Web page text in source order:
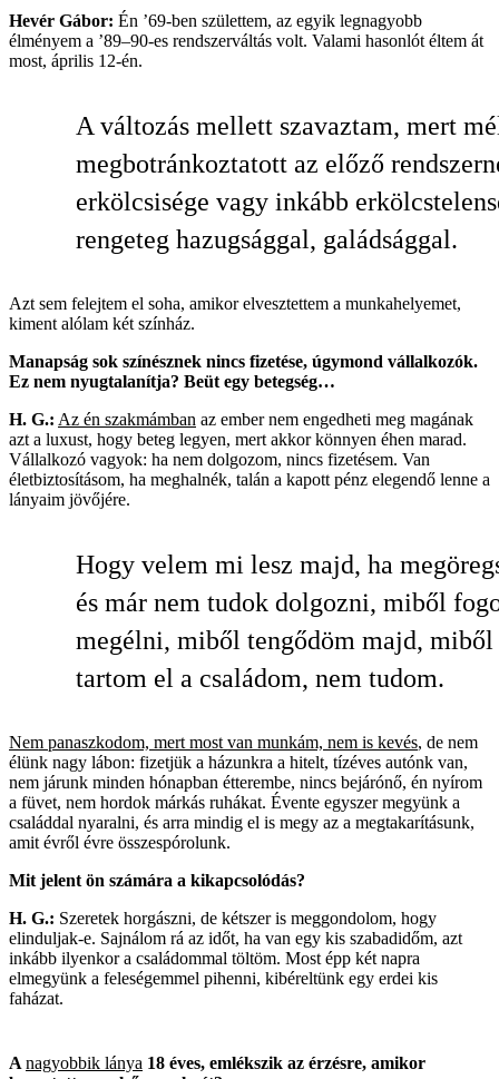
Hevér Gábor: Én ’69-ben születtem, az egyik legnagyobb
élményem a ’89–90-es rendszerváltás volt. Valami hasonlót éltem át
most, április 12-én.
A változás mellett szavaztam, mert
megbotránkoztatott az előző
erkölcsisége vagy inkább
rengeteg hazugsággal, galádsággal.
Azt sem felejtem el soha, amikor elvesztettem a munkahelyemet,
kiment alólam két színház.
Manapság sok színésznek nincs fizetése, úgymond vállalkozók.
Ez nem nyugtalanítja? Beüt egy betegség…
H. G.: Az én szakmámban az ember nem engedheti meg magának
azt a luxust, hogy beteg legyen, mert akkor könnyen éhen marad.
Vállalkozó vagyok: ha nem dolgozom, nincs fizetésem. Van
életbiztosításom, ha meghalnék, talán a kapott pénz elegendő lenne a
lányaim jövőjére.
Hogy velem mi lesz majd, ha
és már nem tudok dolgozni, miből
megélni, miből tengődöm majd, miből
tartom el a családom, nem tudom.
Nem panaszkodom, mert most van munkám, nem is kevés, de nem
élünk nagy lábon: fizetjük a házunkra a hitelt, tízéves autónk van,
nem járunk minden hónapban étterembe, nincs bejárónő, én nyírom
a füvet, nem hordok márkás ruhákat. Évente egyszer megyünk a
családdal nyaralni, és arra mindig el is megy az a megtakarításunk,
amit évről évre összespórolunk.
Mit jelent ön számára a kikapcsolódás?
H. G.: Szeretek horgászni, de kétszer is meggondolom, hogy
elinduljak-e. Sajnálom rá az időt, ha van egy kis szabadidőm, azt
inkább ilyenkor a családommal töltöm. Most épp két napra
elmegyünk a feleségemmel pihenni, kibéreltünk egy erdei kis
faházat.
A nagyobbik lánya 18 éves, emlékszik az érzésre, amikor